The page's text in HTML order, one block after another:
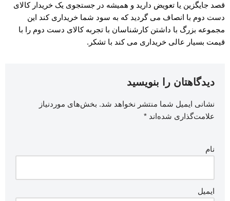
قصد جایگزین یا تعویض دارید و همیشه در جستجوی یک خریدار کالای
دست دوم با انصاف می گردید که به سود شما خریداری کند این
مجموعه بزرگ با داشتن کارشناسان با تجربه کالای دست دوم را با
قیمت بسیار عالی خریداری می کند با تشکر.
دیدگاهتان را بنویسید
نشانی ایمیل شما منتشر نخواهد شد. بخش‌های موردنیاز
علامت‌گذاری شده‌اند *
نام
ایمیل